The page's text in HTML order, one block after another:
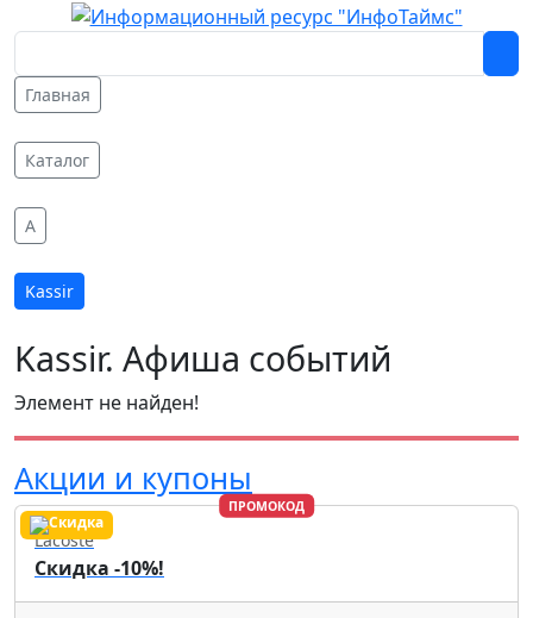
Главная
Каталог
A
Kassir
Kassir. Афиша событий
Элемент не найден!
Акции и купоны
ПРОМОКОД
Lacoste
Скидка -10%!